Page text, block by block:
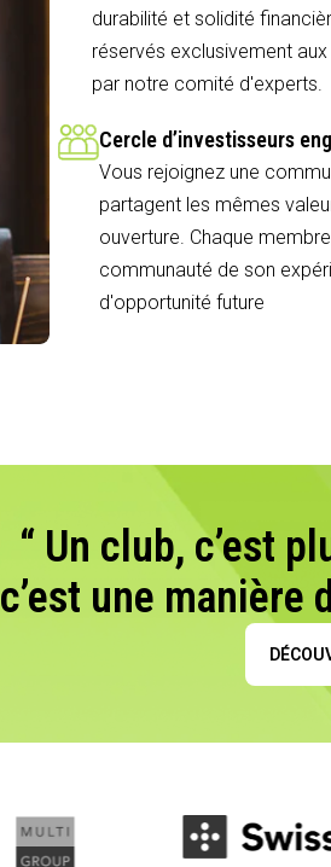
durabilité et solidité
réservés exclusivement
par notre comité d'experts.
Cercle d’investisseurs
Vous rejoignez une
partagent les mêmes
ouverture. Chaque
communauté de son
d'opportunité future
“ Un club, c’est
c’est une manière